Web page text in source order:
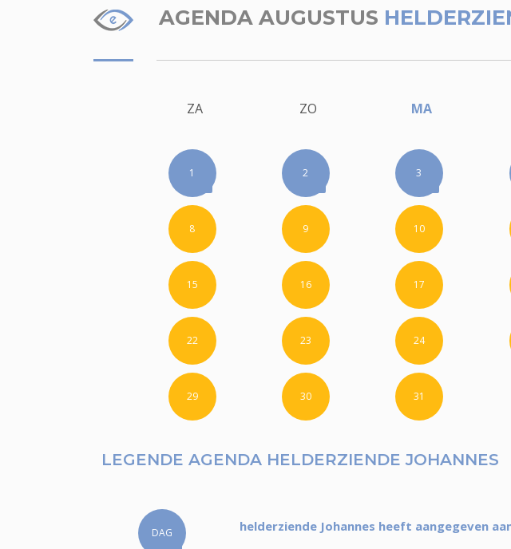
AGENDA AUGUSTUS
ZA ZO MA
1 2 3
8 9 10
15 16 17
22 23 24
29 30 31
LEGENDE AGENDA HELDERZIENDE JOHANNES
DAG helderziende Johannes heeft aangegeven